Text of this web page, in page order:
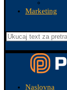
Marketing
Naslovna